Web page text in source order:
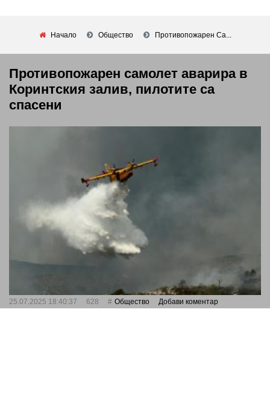
Начало Общество Противопожарен Са...
Противопожарен самолет аварира в
Коринтския залив, пилотите са
спасени
25.07.2025 18:40:37 628 Общество Добави коментар